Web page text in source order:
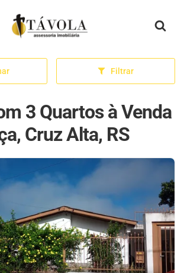
Página inicial
Filtrar
3 Quartos à Venda
Cruz Alta, RS